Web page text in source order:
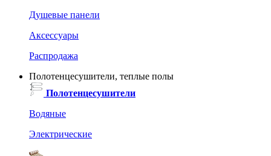
Душевые панели
Аксессуары
Распродажа
Полотенцесушители, теплые полы
Полотенцесушители
Водяные
Электрические